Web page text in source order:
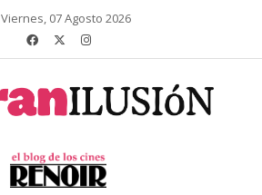
Viernes, 07 Agosto 2026